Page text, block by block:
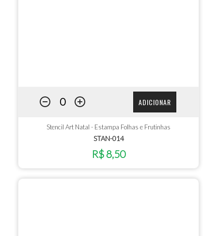
ADICIONAR
Stencil Art Natal - Estampa Folhas e Frutinhas
STAN-014
R$ 8,50